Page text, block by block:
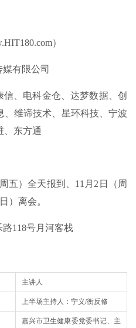
）
有限公司
、电科金仓、达梦数据、创
、维谛技术、星环科技、宁波
、东方通
五）全天报到、11月2日（周
）离会。
118号月河客栈
主讲人
上半场主持人：宁义/衡反修
嘉兴市卫生健康委党委书记、主